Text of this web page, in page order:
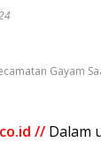
Gayam
// Dalam